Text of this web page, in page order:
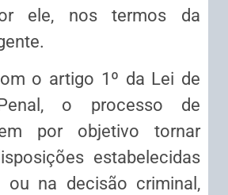
ele, nos termos da
o artigo 1º da Lei de
o processo de
por objetivo tornar
estabelecidas
ou na decisão criminal,